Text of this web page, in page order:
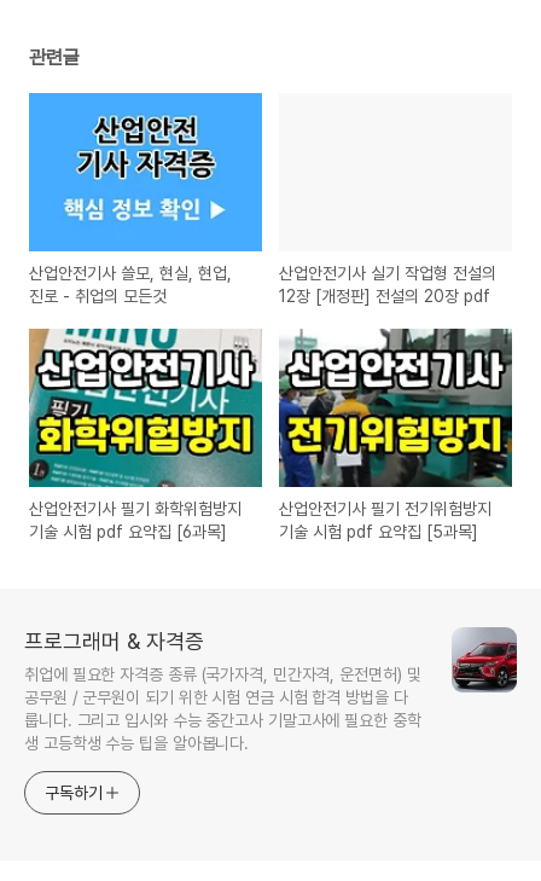
관련글
산업안전기사 쓸모, 현실, 현업,
진로 - 취업의 모든것
산업안전기사 실기 작업형 전설의
12장 [개정판] 전설의 20장 pdf
산업안전기사 필기 화학위험방지
기술 시험 pdf 요약집 [6과목]
산업안전기사 필기 전기위험방지
기술 시험 pdf 요약집 [5과목]
프로그래머 & 자격증
취업에 필요한 자격증 종류 (국가자격, 민간자격, 운전면허) 및
공무원 / 군무원이 되기 위한 시험 연금 시험 합격 방법을 다
룹니다. 그리고 입시와 수능 중간고사 기말고사에 필요한 중학
생 고등학생 수능 팁을 알아봅니다.
구독하기